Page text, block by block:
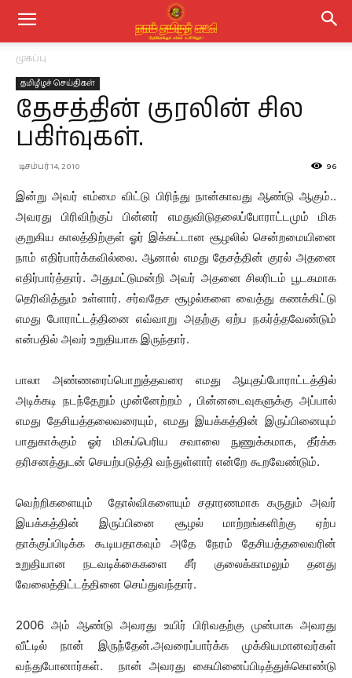
முகப்பு
தமிழீழச் செய்திகள்
தேசத்தின் குரலின் சில
பகிர்வுகள்.
டிசம்பர் 14, 2010 96
இன்று அவர் எம்மை விட்டு பிரிந்து நான்காவது ஆண்டு ஆகும்..
அவரது பிரிவிற்குப் பின்னர் எமதுவிடுதலைப்போராட்டமும் மிக
குறுகிய காலத்திற்குள் ஓர் இக்கட்டான சூழலில் சென்றமையினை
நாம் எதிர்பார்க்கவில்லை. ஆனால் எமது தேசத்தின் குரல் அதனை
எதிர்பார்த்தார். அதுமட்டுமன்றி அவர் அதனை சிலரிடம் பூடகமாக
தெரிவித்தும் உள்ளார். சர்வதேச சூழல்களை வைத்து கணக்கிட்டு
எமது போராட்டத்தினை எவ்வாறு அதற்கு ஏற்ப நகர்த்தவேண்டும்
என்பதில் அவர் உறுதியாக இருந்தார்.
பாலா அண்ணரைப்பொறுத்தவரை எமது ஆயுதப்போராட்டத்தில்
அடிக்கடி நடந்தேறும் முன்னேற்றம் , பின்னடைவுகளுக்கு அப்பால்
எமது தேசியத்தலைவரையும், எமது இயக்கத்தின் இருப்பினையும்
பாதுகாக்கும் ஓர் மிகப்பெரிய சவாலை நுணுக்கமாக, தீர்க்க
தரிசனத்துடன் செயற்படுத்தி வந்துள்ளார் என்றே கூறவேண்டும்.
வெற்றிகளையும் தோல்விகளையும் சதாரணமாக கருதும் அவர்
இயக்கத்தின் இருப்பினை சூழல் மாற்றங்களிற்கு ஏற்ப
தாக்குப்பிடிக்க கூடியதாகவும் அதே நேரம் தேசியத்தலைவரின்
உறுதியான நடவடிக்கைகளை சீர் குலைக்காமலும் தனது
வேலைத்திட்டத்தினை செய்துவந்தார்.
2006 அம் ஆண்டு அவரது உயிர் பிரிவதற்கு முன்பாக அவரது
வீட்டில் நான் இருந்தேன்.அவரைப்பார்க்க முக்கியமானவர்கள்
வந்துபோனார்கள். நான் அவரது கையினைப்பிடித்துக்கொண்டு